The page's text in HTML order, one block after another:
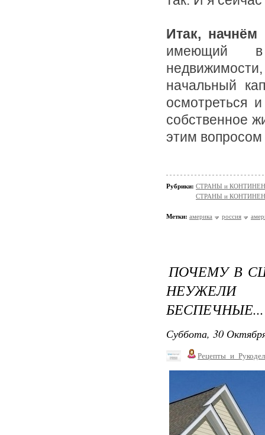
Итак,
имеющий в
начальный
осмотреться
собственное
этим вопросом
Рубрики: СТРАНЫ и
СТРАНЫ и
Метки: америка россия
ПОЧЕМУ В
НЕУЖЕЛИ
Суббота, 30